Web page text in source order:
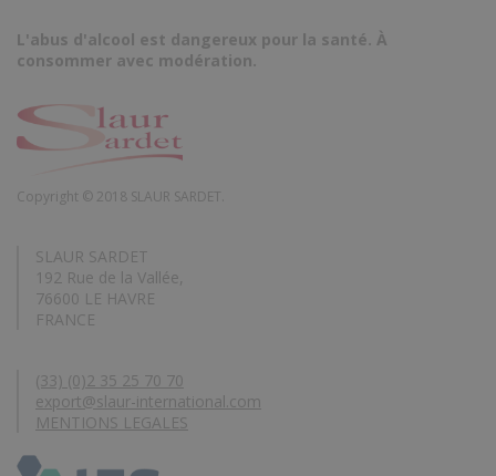
L'abus d'alcool est dangereux pour la santé. À
consommer avec modération.
Copyright © 2018 SLAUR SARDET.
SLAUR SARDET
192 Rue de la Vallée,
76600 LE HAVRE
FRANCE
(33) (0)2 35 25 70 70
export@slaur-international.com
MENTIONS LEGALES